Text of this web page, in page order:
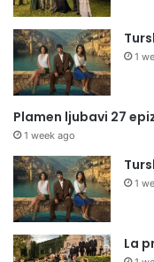
1
Plamen ljubavi 27
1 week ago
1
La